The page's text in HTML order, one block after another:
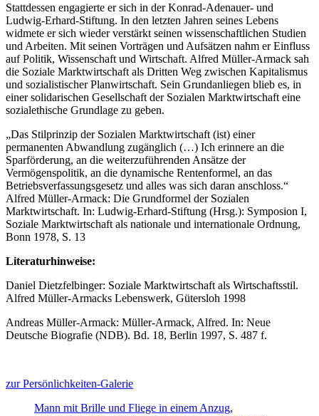
Stattdessen engagierte er sich in der Konrad-Adenauer- und
Ludwig-Erhard-Stiftung. In den letzten Jahren seines Lebens
widmete er sich wieder verstärkt seinen wissenschaftlichen Studien
und Arbeiten. Mit seinen Vorträgen und Aufsätzen nahm er Einfluss
auf Politik, Wissenschaft und Wirtschaft. Alfred Müller-Armack sah
die Soziale Marktwirtschaft als Dritten Weg zwischen Kapitalismus
und sozialistischer Planwirtschaft. Sein Grundanliegen blieb es, in
einer solidarischen Gesellschaft der Sozialen Marktwirtschaft eine
sozialethische Grundlage zu geben.
„Das Stilprinzip der Sozialen Marktwirtschaft (ist) einer
permanenten Abwandlung zugänglich (…) Ich erinnere an die
Sparförderung, an die weiterzuführenden Ansätze der
Vermögenspolitik, an die dynamische Rentenformel, an das
Betriebsverfassungsgesetz und alles was sich daran anschloss.“
Alfred Müller-Armack: Die Grundformel der Sozialen
Marktwirtschaft. In: Ludwig-Erhard-Stiftung (Hrsg.): Symposion I,
Soziale Marktwirtschaft als nationale und internationale Ordnung,
Bonn 1978, S. 13
Literaturhinweise:
Daniel Dietzfelbinger: Soziale Marktwirtschaft als Wirtschaftsstil.
Alfred Müller-Armacks Lebenswerk, Gütersloh 1998
Andreas Müller-Armack: Müller-Armack, Alfred. In: Neue
Deutsche Biografie (NDB). Bd. 18, Berlin 1997, S. 487 f.
zur Persönlichkeiten-Galerie